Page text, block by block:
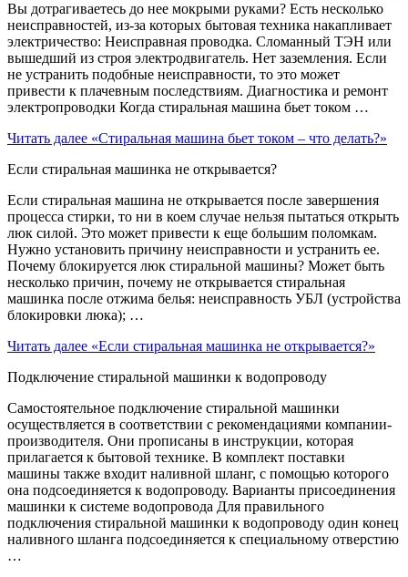
Вы дотрагиваетесь до нее мокрыми руками? Есть несколько
неисправностей, из-за которых бытовая техника накапливает
электричество: Неисправная проводка. Сломанный ТЭН или
вышедший из строя электродвигатель. Нет заземления. Если
не устранить подобные неисправности, то это может
привести к плачевным последствиям. Диагностика и ремонт
электропроводки Когда стиральная машина бьет током …
Читать далее «Стиральная машина бьет током – что делать?»
Если стиральная машинка не открывается?
Если стиральная машина не открывается после завершения
процесса стирки, то ни в коем случае нельзя пытаться открыть
люк силой. Это может привести к еще большим поломкам.
Нужно установить причину неисправности и устранить ее.
Почему блокируется люк стиральной машины? Может быть
несколько причин, почему не открывается стиральная
машинка после отжима белья: неисправность УБЛ (устройства
блокировки люка); …
Читать далее «Если стиральная машинка не открывается?»
Подключение стиральной машинки к водопроводу
Самостоятельное подключение стиральной машинки
осуществляется в соответствии с рекомендациями компании-
производителя. Они прописаны в инструкции, которая
прилагается к бытовой технике. В комплект поставки
машины также входит наливной шланг, с помощью которого
она подсоединяется к водопроводу. Варианты присоединения
машинки к системе водопровода Для правильного
подключения стиральной машинки к водопроводу один конец
наливного шланга подсоединяется к специальному отверстию
…